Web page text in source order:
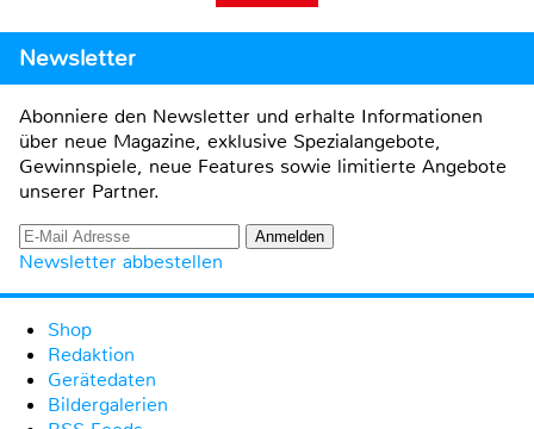
Newsletter
Abonniere den Newsletter und erhalte Informationen
über neue Magazine, exklusive Spezialangebote,
Gewinnspiele, neue Features sowie limitierte Angebote
unserer Partner.
Newsletter abbestellen
Shop
Redaktion
Gerätedaten
Bildergalerien